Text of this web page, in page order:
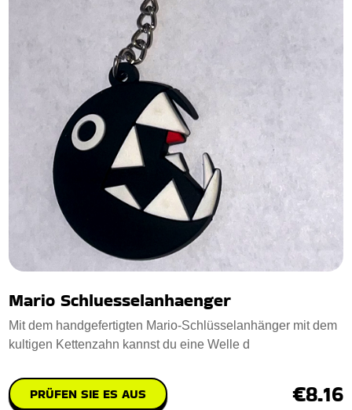
Mario Schluesselanhaenger
Mit dem handgefertigten Mario-Schlüsselanhänger mit dem
kultigen Kettenzahn kannst du eine Welle d
PRÜFEN SIE ES AUS €8.16